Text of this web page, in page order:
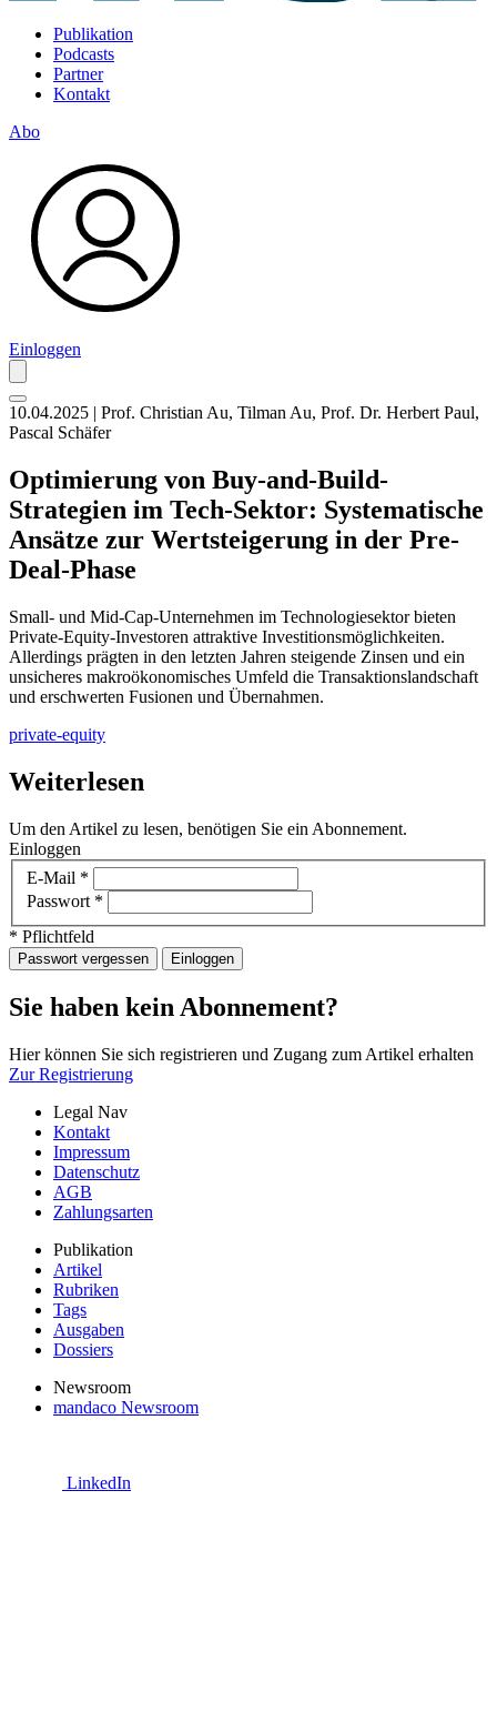
Publikation
Podcasts
Partner
Kontakt
Abo
Einloggen
10.04.2025 | Prof. Christian Au, Tilman Au, Prof. Dr. Herbert Paul,
Pascal Schäfer
Optimierung von Buy-and-Build-
Strategien im Tech-Sektor: Systematische
Ansätze zur Wertsteigerung in der Pre-
Deal-Phase
Small- und Mid-Cap-Unternehmen im Technologiesektor bieten
Private-Equity-Investoren attraktive Investitionsmöglichkeiten.
Allerdings prägten in den letzten Jahren steigende Zinsen und ein
unsicheres makroökonomisches Umfeld die Transaktionslandschaft
und erschwerten Fusionen und Übernahmen.
private-equity
Weiterlesen
Um den Artikel zu lesen, benötigen Sie ein Abonnement.
Einloggen
E-Mail *
Passwort *
* Pflichtfeld
Passwort vergessen Einloggen
Sie haben kein Abonnement?
Hier können Sie sich registrieren und Zugang zum Artikel erhalten
Zur Registrierung
Legal Nav
Kontakt
Impressum
Datenschutz
AGB
Zahlungsarten
Publikation
Artikel
Rubriken
Tags
Ausgaben
Dossiers
Newsroom
mandaco Newsroom
LinkedIn